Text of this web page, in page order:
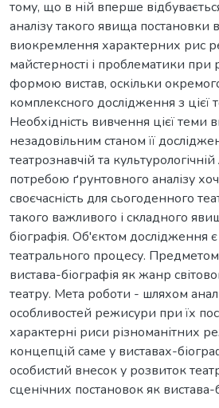
тому, що в ній вперше
аналізу такого явища постановки
виокремлення характерних рис
майстерності і проблематики при
формою вистав, оскільки
комплексного дослідження з
Необхідність вивчення цієї теми
незадовільним станом її
театрознавчій та
потребою ґрунтовного аналізу
своєчасність для сьогоденного
такого важливого і складного
біографія. Об'єктом дослідження
театрального процесу.
вистава-біографія як жанр
театру. Мета роботи - шляхом
особливостей режисури при їх
характерні риси різноманітних
концепцій саме у виставах-
особистий внесок у розвиток
сценічних постановок як вистава-